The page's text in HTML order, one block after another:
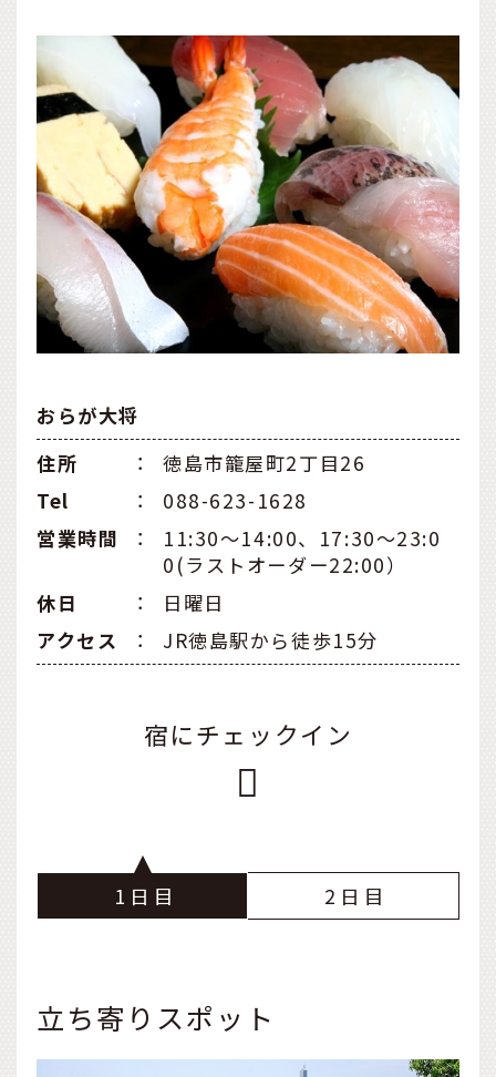
おらが大将
住所
：
徳島市籠屋町2丁目26
Tel
：
088-623-1628
営業時間
：
11:30～14:00、17:30～23:0
0(ラストオーダー22:00）
休日
：
日曜日
アクセス
： JR徳島駅から徒歩15分
宿にチェックイン
1 2
立ち寄りスポット